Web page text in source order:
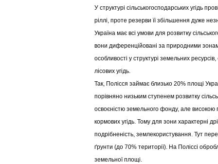
У структурі сільськогосподарських угідь
ріллі, проте резерви її збільшення дуже
Україна має всі умови для розвитку
вони диференційовані за природними
особливості у структурі земельних ресурсів,
лісових угідь.
Так, Полісся займає близько 20% площі
порівняно низьким ступенем розвитку
освоєністю земельного фонду, але
кормових угідь. Тому для зони характерні
подрібненість, землекористування. Тут
ґрунти (до 70% території). На Поліссі
земельної площі.